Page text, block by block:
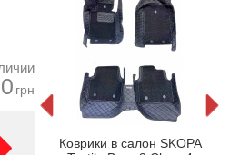
грн
BMW
Коврики в салон SKOPA